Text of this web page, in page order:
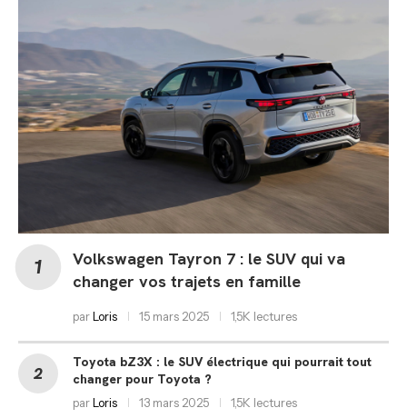
Volkswagen Tayron 7 : le SUV qui va
changer vos trajets en famille
parLoris 15 mars 2025 1,5K lectures
Toyota bZ3X : le SUV électrique qui pourrait tout
changer pour Toyota ?
parLoris 13 mars 2025 1,5K lectures